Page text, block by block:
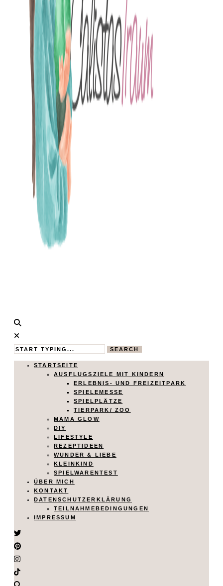
Calistas
Traum
MAMABLOG
SEARCH
STARTSEITE
AUSFLUGSZIELE MIT KINDERN
ERLEBNIS- UND FREIZEITPARK
SPIELEMESSE
SPIELPLÄTZE
TIERPARK/ ZOO
MAMA GLOW
DIY
LIFESTYLE
REZEPTIDEEN
WUNDER & LIEBE
KLEINKIND
SPIELWARENTEST
ÜBER MICH
KONTAKT
DATENSCHUTZERKLÄRUNG
TEILNAHMEBEDINGUNGEN
IMPRESSUM